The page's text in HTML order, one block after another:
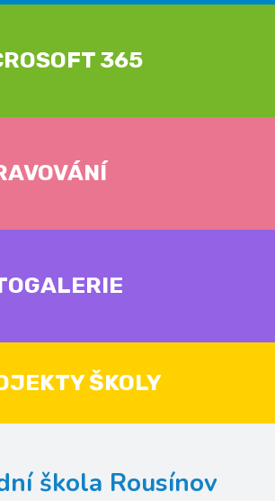
365
ŠKOLY
škola Rousínov